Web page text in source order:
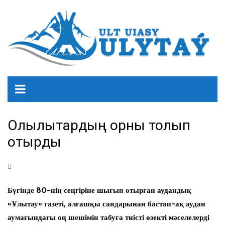
Олқылықтардың орны толып
отырды
Бүгінде 80-нің сеңгіріне шығып отырған аудандық
«Ұлытау» газеті, алғашқы сандарынан бастап-ақ аудан
аумағындағы оң шешімін табуға тиісті өзекті мәселелерді